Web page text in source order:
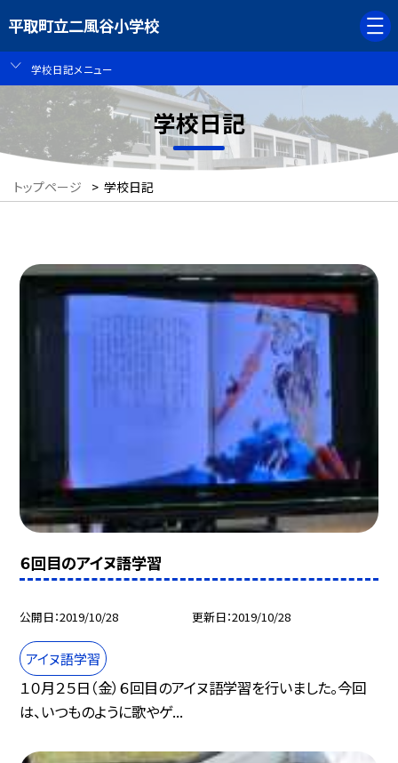
平取町立二風谷小学校
学校日記メニュー
学校日記
トップページ > 学校日記
６回目のアイヌ語学習
公開日 2019/10/28 更新日 2019/10/28
アイヌ語学習
１０月２５日（金）６回目のアイヌ語学習を行いました。今回
は、いつものように歌やゲ...